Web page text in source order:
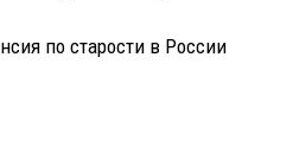
по старости в России